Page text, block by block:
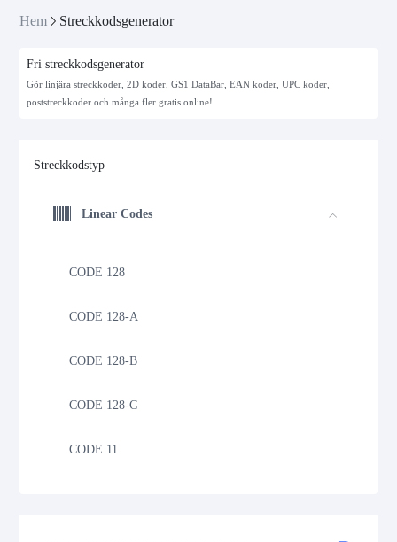
Hem Streckkodsgenerator
Fri streckkodsgenerator
Gör linjära streckkoder, 2D koder, GS1 DataBar, EAN koder, UPC koder,
poststreckkoder och många fler gratis online!
Streckkodstyp
Linear Codes
CODE 128
CODE 128-A
CODE 128-B
CODE 128-C
CODE 11